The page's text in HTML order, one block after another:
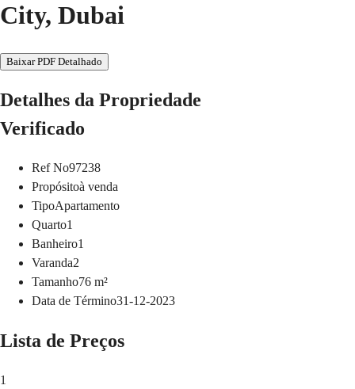
City, Dubai
Baixar PDF Detalhado
Detalhes da Propriedade
Verificado
Ref No97238
Propósitoà venda
TipoApartamento
Quarto1
Banheiro1
Varanda2
Tamanho76 m²
Data de Término31-12-2023
Lista de Preços
1